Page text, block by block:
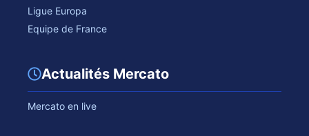
Ligue Europa
Equipe de France
Actualités Mercato
Mercato en live